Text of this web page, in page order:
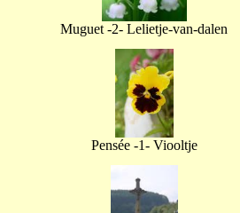
Muguet -2- Lelietje-van-dalen
Pensée -1- Viooltje